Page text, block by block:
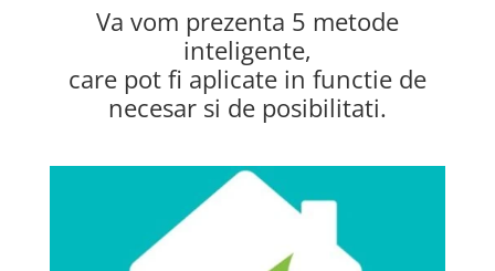
Va vom prezenta 5 metode
inteligente,
care pot fi aplicate in functie de
necesar si de posibilitati.